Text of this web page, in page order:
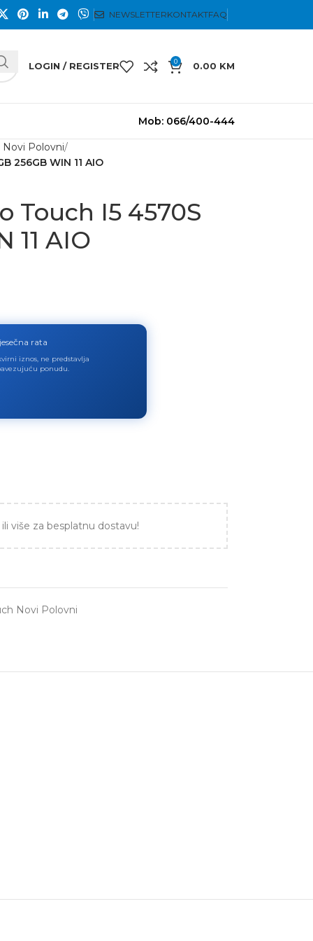
NEWSLETTERKONTAKTFAQ
LOGIN / REGISTER 0 0.00 KM
Mob: 066/400-444
Novi Polovni
256GB WIN 11 AIO
Touch I5 4570S
11 AIO
rata
iznos, ne predstavlja
ponudu.
ili više za besplatnu dostavu!
Novi Polovni